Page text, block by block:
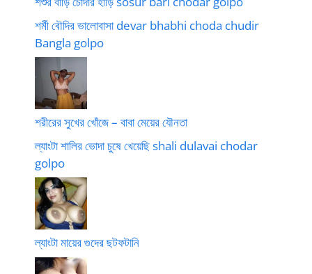
শর্মী বৌদির ভালোবাসা devar bhabhi choda chudir
Bangla golpo
শরীরের সুখের খোঁজে – বাবা মেয়ের যৌনতা
ল্যাংটা শালির ভোদা চুষে খেয়েছি shali dulavai chodar
golpo
ল্যাংটা মায়ের গুদের ছটফটানি